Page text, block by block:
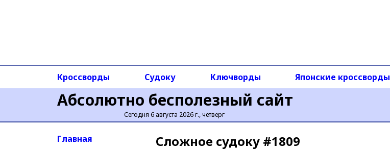
Абсолютно бесполезный сайт
Сегодня 6 августа 2026 г., четверг
Кроссворды Судоку Ключворды Японские кроссворды
Главная
Сложное cудоку #1809